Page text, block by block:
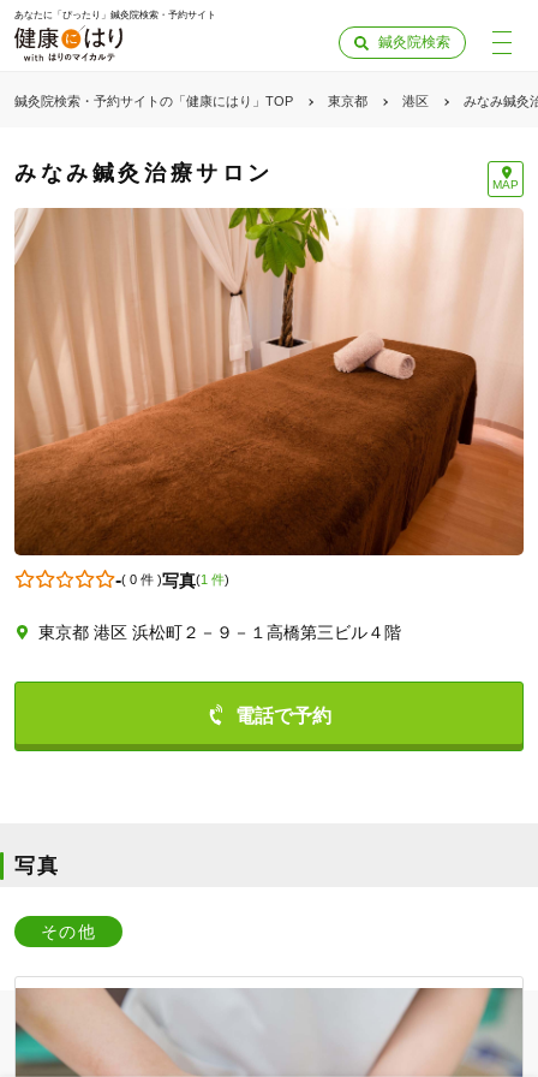
あなたに「ぴったり」鍼灸院検索・予約サイト
鍼灸院検索
鍼灸院検索・予約サイトの「健康にはり」TOP 東京都 港区 みなみ鍼灸
みなみ鍼灸治療サロン MAP
-( 0 件)写真(1 件)
東京都 港区 浜松町２－９－１高橋第三ビル４階
写真
その他
「健康にはりを見た」
0334328337